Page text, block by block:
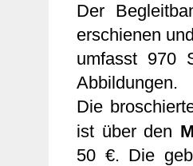
Der
erschienen
umfasst 970
Abbildungen.
Die
ist über den
50 €. Die